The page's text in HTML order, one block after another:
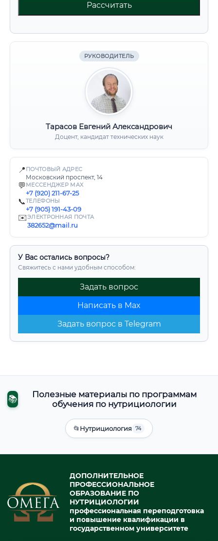
Рассчитать
РУКОВОДИТЕЛЬ
Тарасов Евгений Александрович
Доцент, кандидат технических наук
📍 ПОЧТОВЫЙ АДРЕС
Московский проспект, 14
💬 МЕССЕНДЖЕР MAX
+7 (920) 211-67-25
📞ТЕЛЕФОНЫ
+7 (905) 191-43-09
✉️ЭЛЕКТРОННАЯ ПОЧТА
382652@mail.ru
У Вас остались вопросы?
Свяжитесь с нами удобным способом:
Задать вопрос
Написать в Max
Задать вопрос в Telegram
📚
Полезные материалы по программам
обучения по нутрициологии
📂Нутрициология 74
ДОПОЛНИТЕЛЬНОЕ
ПРОФЕССИОНАЛЬНОЕ
ОБРАЗОВАНИЕ ПО
НУТРИЦИОЛОГИИ
профессиональная переподготовка
и повышение квалификации в
государственном университете